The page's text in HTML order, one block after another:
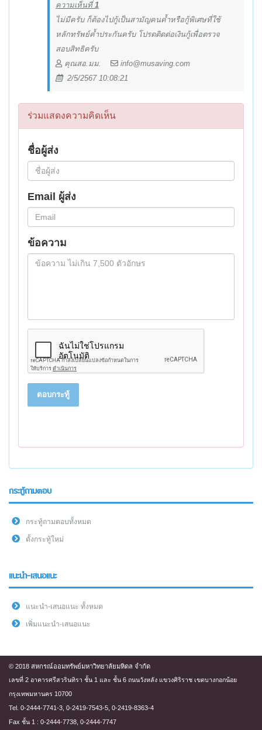
ความเห็นที่1
ไม่มีครับ ก็ต้องไปกู้เป็นสามัญคนค้ำหรือกู้พิเศษที่ใช้
หลักทรัพย์ค้ำประกันครับ โปรดติดต่อเงินกู้เพื่อตรวจ
สอบสิทธิครับ
คุณสอ.มม.
info@musaving.com
2/5/2567 10:08:21
ร่วมแสดงความคิดเห็น
ชื่อผู้ส่ง
Email ผู้ส่ง
ข้อความ
ตอบกระทู้
กระทู้ถามตอบ
กระทู้ถามตอบทั้งหมด
ตั้งกระทู้ใหม่
แนะนำ-เสนอแนะ
แนะนำ-เสนอแนะ ทั้งหมด
เพิ่มแนะนำ-เสนอแนะ
© 2018 สหกรณ์ออมทรัพย์มหาวิทยาลัยมหิดล จำกัด
เลขที่ 2 อาคารศรีสวรินทิรา ชั้น 1 และ ชั้น 6 ถนนวังหลัง แขวงศิริราช เขตบางกอกน้อย
กรุงเทพมหานคร 10700
Tel. 0-2444-7741-3, 0-2419-7543-5, 0-2419-8363-4
Fax ชั้น 1 : 0-2444-7738, 0-2444-7747